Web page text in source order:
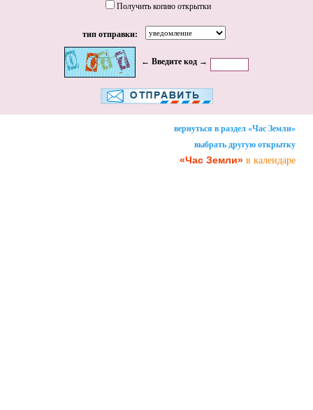
Получить копию открытки
тип отправки:
← Введите код →
вернуться в раздел «Час Земли»
выбрать другую открытку
«Час Земли» в календаре